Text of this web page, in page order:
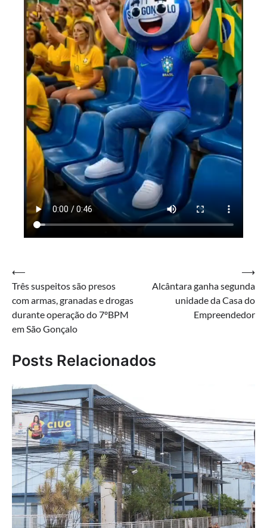
Navegação
de
Post
⟵
Três suspeitos são presos
com armas, granadas e drogas
durante operação do 7ºBPM
em São Gonçalo
Alcântara ganha segunda
unidade da Casa do
Empreendedor
⟶
Posts Relacionados